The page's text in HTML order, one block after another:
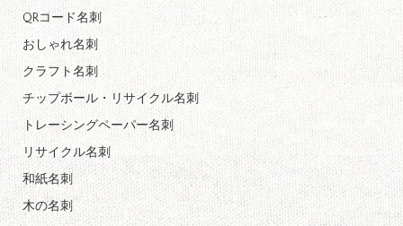
QRコード名刺
おしゃれ名刺
クラフト名刺
チップボール・リサイクル名刺
トレーシングペーパー名刺
リサイクル名刺
和紙名刺
木の名刺